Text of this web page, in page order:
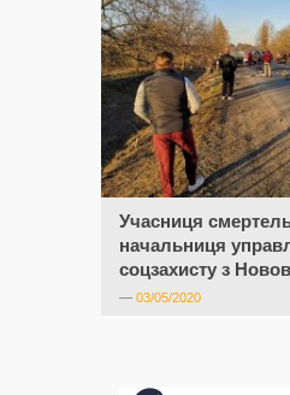
Учасниця
начальниця
соцзахисту з
— 03/05/2020